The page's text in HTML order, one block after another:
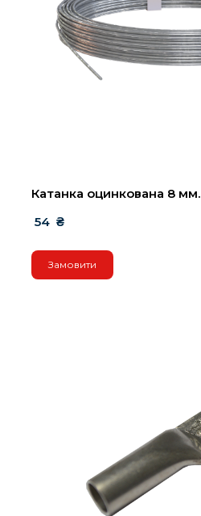
Катанка оцинкована 8 мм.
54  ₴
Замовити